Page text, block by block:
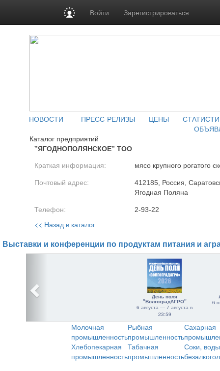
Войти Зарегистрироваться
НОВОСТИ ПРЕСС-РЕЛИЗЫ ЦЕНЫ
Каталог предприятий
"ЯГОДНОПОЛЯНСКОЕ" ТОО
Краткая информация: мясо крупного рогатого
Почтовый адрес:
412185, Россия,
Ягодная Поляна
Телефон: 2-93-22
<< Назад в каталог
Выставки и конференции по продуктам питания и
День поля
"ВолгоградАГРО"
6 августа — 7 августа в
23:59
6
Молочная
промышленность
Рыбная
промышленность
Сахарная
Хлебопекарная
промышленность
Табачная
промышленность
Соки,